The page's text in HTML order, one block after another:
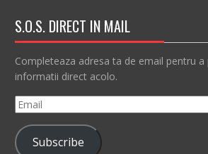
S.O.S. DIRECT IN MAIL
Completeaza adresa ta de email pentru
informatii direct acolo.
Email
Subscribe